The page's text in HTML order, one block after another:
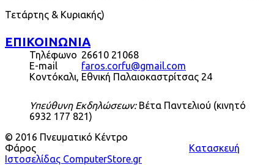
Τετάρτης & Κυριακής)
ΕΠΙΚΟΙΝΩΝΙΑ
Τηλέφωνο 26610 21068
E-mail
faros.corfu@gmail.com
Κοντόκαλι, Εθνική Παλαιοκαστρίτσας 24
Υπεύθυνη Εκδηλώσεων:Βέτα Παντελιού (κινητό
6932 177 821)
© 2016 Πνευματικό Κέντρο
Φάρος
Κατασκευή
Ιστοσελίδας ComputerStore.gr